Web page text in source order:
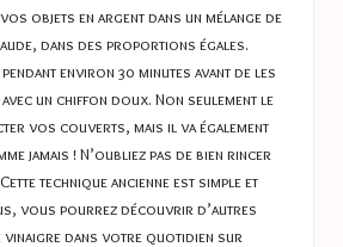
objets en argent dans un mélange de
dans des proportions égales.
environ 30 minutes avant de les
un chiffon doux. Non seulement le
vos couverts, mais il va également
jamais ! N’oubliez pas de bien rincer
technique ancienne est simple et
vous pourrez découvrir d’autres
dans votre quotidien sur